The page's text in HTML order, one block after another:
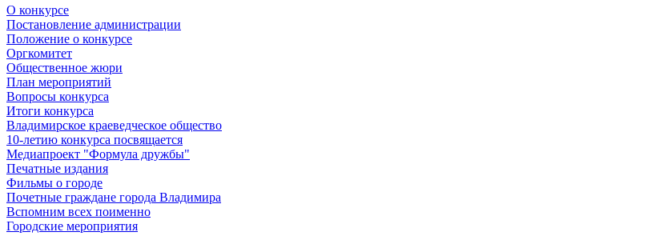
О конкурсе
Постановление администрации
Положение о конкурсе
Оргкомитет
Общественное жюри
План мероприятий
Вопросы конкурса
Итоги конкурса
Владимирское краеведческое общество
10-летию конкурса посвящается
Медиапроект "Формула дружбы"
Печатные издания
Фильмы о городе
Почетные граждане города Владимира
Вспомним всех поименно
Городские мероприятия